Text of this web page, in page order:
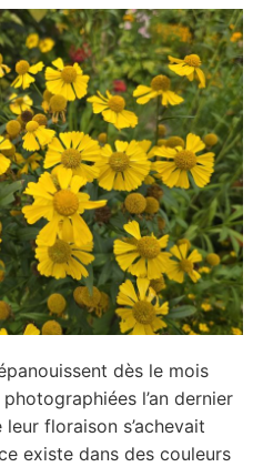
dès le mois
l’an dernier
floraison s’achevait
existe dans des couleurs